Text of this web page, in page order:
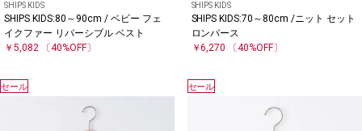
SHIPS KIDS
SHIPS KIDS:80～90cm / ベビー フェ
イクファー リバーシブル ベスト
￥5,082〔40%OFF〕
SHIPS KIDS
SHIPS KIDS:70～80cm /ニット セット
ロンパース
￥6,270
〔40%OFF〕
セール セール